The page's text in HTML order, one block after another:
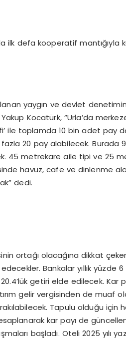
ilk defa kooperatif
yaygın ve devlet
Yakup Kocatürk, “Urla’da
ile toplamda 10 bin adet pay
fazla 20 pay alabilecek.
45 metrekare aile tipi ve 25
havuz, cafe ve dinlenme
dedi.
ortağı olacağına dikkat
Bankalar yıllık yüzde
getiri elde edilecek.
gelir vergisinden de muaf
Tapulu olduğu için
kar payı de
başladı. Oteli 2025 yılı